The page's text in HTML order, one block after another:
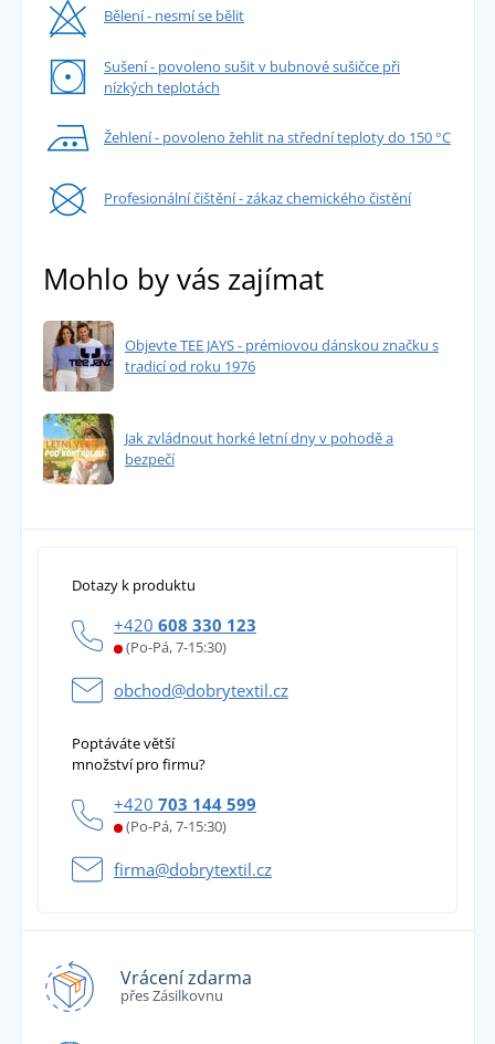
Bělení - nesmí se bělit
Sušení - povoleno sušit v bubnové sušičce při
nízkých teplotách
Žehlení - povoleno žehlit na střední teploty do 150 °C
Profesionální čištění - zákaz chemického čistění
Mohlo by vás zajímat
Objevte TEE JAYS - prémiovou dánskou značku s
tradicí od roku 1976
Jak zvládnout horké letní dny v pohodě a
bezpečí
Dotazy k produktu
+420 608 330 123
(Po-Pá, 7-15:30)
obchod@dobrytextil.cz
Poptáváte větší
množství pro firmu?
+420 703 144 599
(Po-Pá, 7-15:30)
firma@dobrytextil.cz
Vrácení zdarma
přes Zásilkovnu